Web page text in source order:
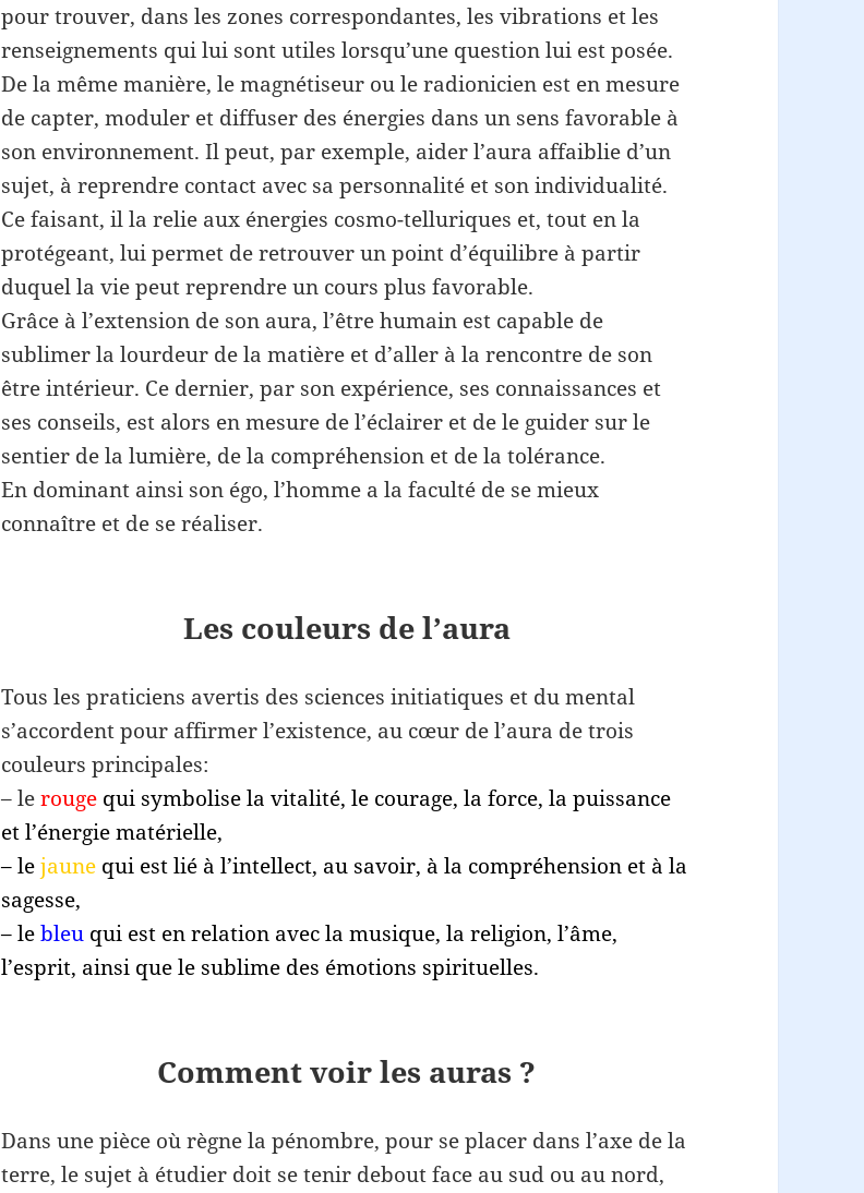
pour trouver, dans les zones correspondantes, les vibrations et les
renseignements qui lui sont utiles lorsqu’une question lui est posée.
De la même manière, le magnétiseur ou le radionicien est en mesure
de capter, moduler et diffuser des énergies dans un sens favorable à
son environnement. Il peut, par exemple, aider l’aura affaiblie d’un
sujet, à reprendre contact avec sa personnalité et son individualité.
Ce faisant, il la relie aux énergies cosmo-telluriques et, tout en la
protégeant, lui permet de retrouver un point d’équilibre à partir
duquel la vie peut reprendre un cours plus favorable.
Grâce à l’extension de son aura, l’être humain est capable de
sublimer la lourdeur de la matière et d’aller à la rencontre de son
être intérieur. Ce dernier, par son expérience, ses connaissances et
ses conseils, est alors en mesure de l’éclairer et de le guider sur le
sentier de la lumière, de la compréhension et de la tolérance.
En dominant ainsi son égo, l’homme a la faculté de se mieux
connaître et de se réaliser.
Les couleurs de l’aura
Tous les praticiens avertis des sciences initiatiques et du mental
s’accordent pour affirmer l’existence, au cœur de l’aura de trois
couleurs principales:
– lerouge qui symbolise la vitalité, le courage, la force, la puissance
et l’énergie matérielle,
– lejaune qui est lié à l’intellect, au savoir, à la compréhension et à la
sagesse,
– lebleu qui est en relation avec la musique, la religion, l’âme,
l’esprit, ainsi que le sublime des émotions spirituelles.
Comment voir les auras ?
Dans une pièce où règne la pénombre, pour se placer dans l’axe de la
terre, le sujet à étudier doit se tenir debout face au sud ou au nord,